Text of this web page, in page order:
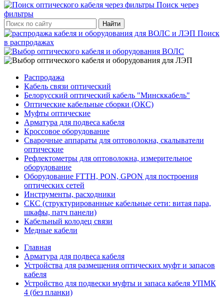
Поиск через
фильтры
Найти
Поиск
в распродажах
Распродажа
Кабель связи оптический
Белорусский оптический кабель "Минсккабель"
Оптические кабельные сборки (ОКС)
Муфты оптические
Арматура для подвеса кабеля
Кроссовое оборудование
Сварочные аппараты для оптоволокна, скалыватели
оптические
Рефлектометры для оптоволокна, измерительное
оборудование
Оборудование FTTH, PON, GPON для построения
оптических сетей
Инструменты, расходники
СКС (структурированные кабельные сети: ​витая пара,
шкафы, патч панели)
Кабельный колодец связи
Медные кабели
Главная
Арматура для подвеса кабеля
Устройства для размещения оптических муфт и запасов
кабеля
Устройство для подвески муфты и запаса кабеля УПМК
4 (без планки)